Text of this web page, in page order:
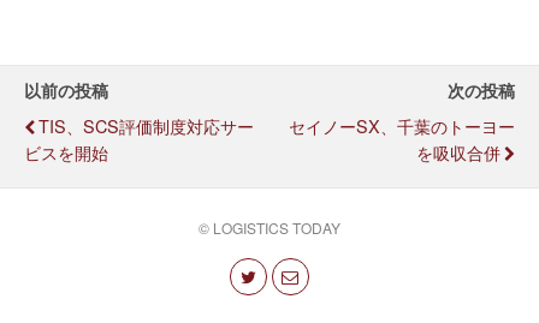
以前の投稿
TIS、SCS評価制度対応サー
ビスを開始
次の投稿
セイノーSX、千葉のトーヨー
を吸収合併
© LOGISTICS TODAY